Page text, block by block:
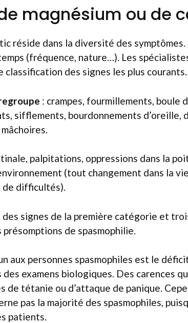
magnésium ou de
réside dans la diversité des symptômes.
(fréquence, nature…). Les
classification des signes les plus courants.
: crampes, fourmillements, boule
sifflements, bourdonnements d’oreille,
palpitations, oppressions dans la
(tout changement dans la
de difficultés).
des signes de la première catégorie et
de spasmophilie.
aux personnes spasmophiles est le
examens biologiques. Des carences
de tétanie ou d’attaque de panique.
pas la majorité des spasmophiles,
patients.